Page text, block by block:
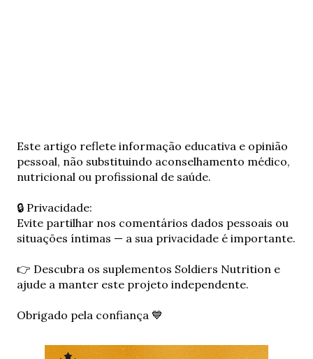
E
n
v
a
r
u
c
o
e
Este artigo reflete informação educativa e opinião
pessoal, não substituindo aconselhamento médico,
nutricional ou profissional de saúde.
🔒 Privacidade:
Evite partilhar nos comentários dados pessoais ou
situações íntimas — a sua privacidade é importante.
👉 Descubra os suplementos Soldiers Nutrition e
ajude a manter este projeto independente.
Obrigado pela confiança 💙